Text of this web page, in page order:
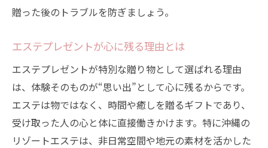
エステ体験の思い出を写真で残すアイデア
贈った後のトラブルを防ぎましょう。
エステプレゼントが心に残る理由とは
エステプレゼントが特別な贈り物として選ばれる理由
は、体験そのものが“思い出”として心に残るからです。
エステは物ではなく、時間や癒しを贈るギフトであり、
受け取った人の心と体に直接働きかけます。特に沖縄の
リゾートエステは、非日常空間や地元の素材を活かした